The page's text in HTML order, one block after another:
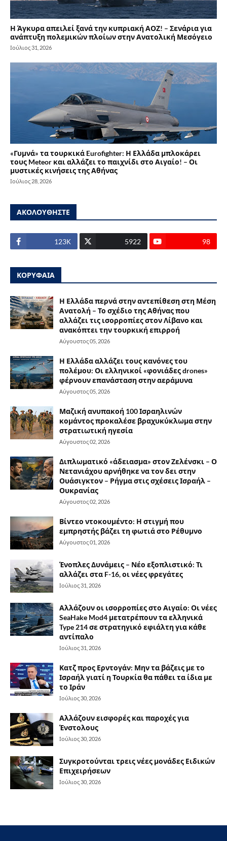
Η Άγκυρα απειλεί ξανά την κυπριακή ΑΟΖ! – Σενάρια για
ανάπτυξη πολεμικών πλοίων στην Ανατολική Μεσόγειο
Ιούλιος 31, 2026
«Γυμνά» τα τουρκικά Eurofighter: Η Ελλάδα μπλοκάρει
τους Meteor και αλλάζει το παιχνίδι στο Αιγαίο! – Οι
μυστικές κινήσεις της Αθήνας
Ιούλιος 28, 2026
ΑΚΟΛΟΥΘΗΣΤΕ
123Κ 5922 98
ΚΟΡΥΦΑΙΑ
Η Ελλάδα περνά στην αντεπίθεση στη Μέση
Ανατολή – Το σχέδιο της Αθήνας που
αλλάζει τις ισορροπίες στον Λίβανο και
ανακόπτει την τουρκική επιρροή
Αύγουστος 05, 2026
Η Ελλάδα αλλάζει τους κανόνες του
πολέμου: Οι ελληνικοί «φονιάδες drones»
φέρνουν επανάσταση στην αεράμυνα
Αύγουστος 05, 2026
Μαζική ανυπακοή 100 Ισραηλινών
κομάντος προκαλέσε βραχυκύκλωμα στην
στρατιωτική ηγεσία
Αύγουστος 02, 2026
Διπλωματικό «άδειασμα» στον Ζελένσκι – Ο
Νετανιάχου αρνήθηκε να τον δει στην
Ουάσιγκτον – Ρήγμα στις σχέσεις Ισραήλ –
Ουκρανίας
Αύγουστος 02, 2026
Βίντεο ντοκουμέντο: Η στιγμή που
εμπρηστής βάζει τη φωτιά στο Ρέθυμνο
Αύγουστος 01, 2026
Ένοπλες Δυνάμεις – Νέο εξοπλιστικό: Τι
αλλάζει στα F-16, οι νέες φρεγάτες
Ιούλιος 31, 2026
Αλλάζουν οι ισορροπίες στο Αιγαίο: Οι νέες
SeaHake Mod4 μετατρέπουν τα ελληνικά
Type 214 σε στρατηγικό εφιάλτη για κάθε
αντίπαλο
Ιούλιος 31, 2026
Κατζ προς Ερντογάν: Μην τα βάζεις με το
Ισραήλ γιατί η Τουρκία θα πάθει τα ίδια με
το Ιράν
Ιούλιος 30, 2026
Αλλάζουν εισφορές και παροχές για
Ένστολους
Ιούλιος 30, 2026
Συγκροτούνται τρεις νέες μονάδες Ειδικών
Επιχειρήσεων
Ιούλιος 30, 2026